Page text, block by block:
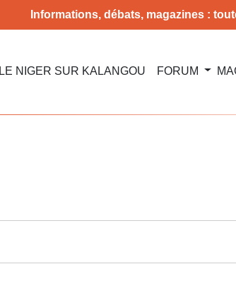
Informations, débats, magazines :
LE NIGER SUR KALANGOU FORUM